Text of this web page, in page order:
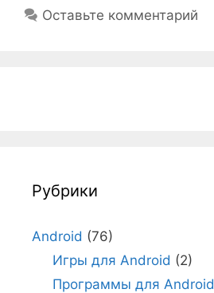
Оставьте комментарий
Рубрики
Android (76)
Игры для Android (2)
Программы для Android